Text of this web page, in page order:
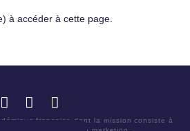
à accéder à cette page.
française dont la mission consiste à